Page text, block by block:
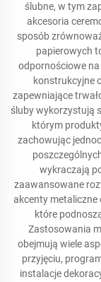
ślubne, w tym
akcesoria
sposób
papierowych
odpornościowe
konstrukcyjne
zapewniające
śluby wykorzystują
którym
zachowując
wykraczają
zaawansowane
akcenty metaliczne
które
Zastosowania
obejmują wiele
przyjęciu,
instalacje